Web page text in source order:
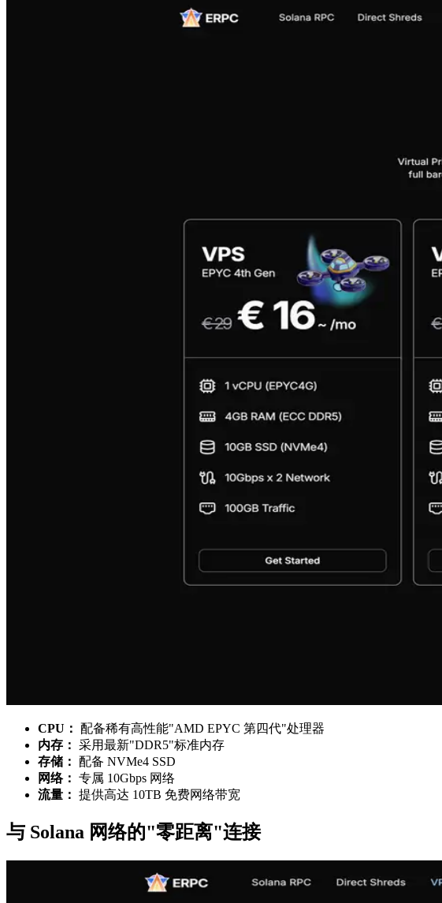
CPU： 配备稀有高性能"AMD EPYC 第四代"处理器
内存： 采用最新"DDR5"标准内存
存储： 配备 NVMe4 SSD
网络： 专属 10Gbps 网络
流量： 提供高达 10TB 免费网络带宽
与 Solana 网络的"零距离"连接